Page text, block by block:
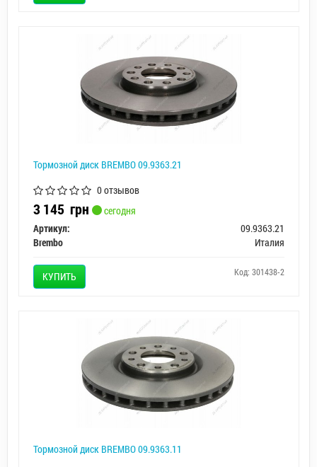
Тормозной диск BREMBO 09.9363.21
0 отзывов
3 145 грн
сегодня
Артикул:
09.9363.21
Brembo
Италия
КУПИТЬ Код: 301438-2
Тормозной диск BREMBO 09.9363.11